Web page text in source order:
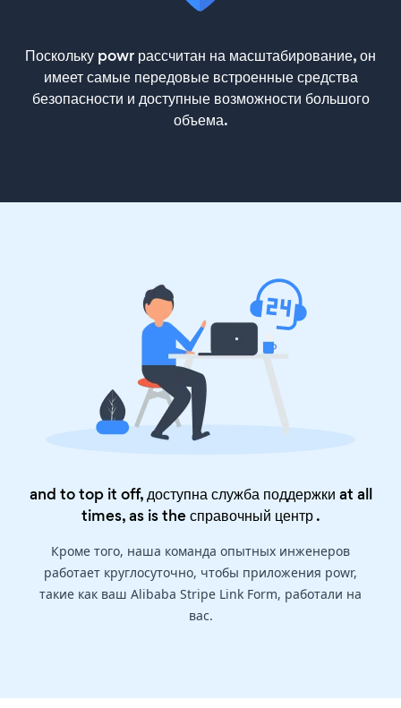
Поскольку powr рассчитан на масштабирование, он
имеет самые передовые встроенные средства
безопасности и доступные возможности большого
объема.
and to top it off, доступна служба поддержки at all
times, as is theсправочный центр.
Кроме того, наша команда опытных инженеров
работает круглосуточно, чтобы приложения powr,
такие как ваш Alibaba Stripe Link Form, работали на
вас.